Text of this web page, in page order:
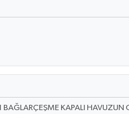
KAPALI HAVUZUN